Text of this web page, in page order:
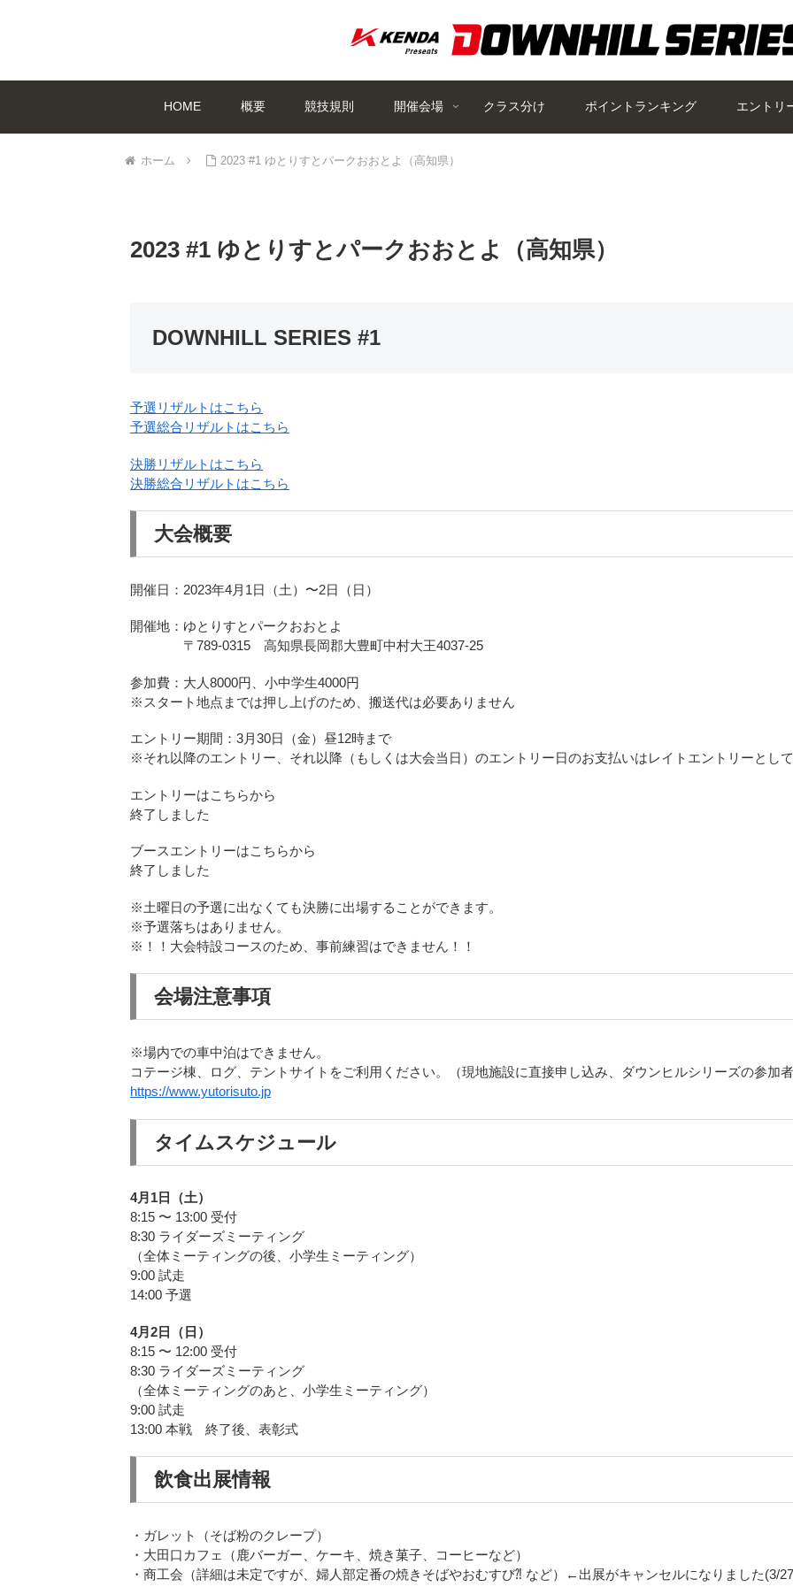
HOME 概要 競技規則 開催会場 クラス分け ポイントランキング エントリ
ホーム 2023 #1 ゆとりすとパークおおとよ（高知県）
2023 #1 ゆとりすとパークおおとよ（高知県）
DOWNHILL SERIES #1
予選リザルトはこちら
予選総合リザルトはこちら
決勝リザルトはこちら
決勝総合リザルトはこちら
大会概要
開催日：2023年4月1日（土）〜2日（日）
開催地：ゆとりすとパークおおとよ
〒789-0315 高知県長岡郡大豊町中村大王4037-25
参加費：大人8000円、小中学生4000円
※スタート地点までは押し上げのため、搬送代は必要ありません
エントリー期間：3月30日（金）昼12時まで
※それ以降のエントリー、それ以降（もしくは大会当日）のエントリー日のお支払いはレイトエントリーとして
エントリーはこちらから
終了しました
ブースエントリーはこちらから
終了しました
※土曜日の予選に出なくても決勝に出場することができます。
※予選落ちはありません。
※！！大会特設コースのため、事前練習はできません！！
会場注意事項
※場内での車中泊はできません。
コテージ棟、ログ、テントサイトをご利用ください。（現地施設に直接申し込み、ダウンヒルシリーズの参加
https://www.yutorisuto.jp
タイムスケジュール
4月1日（土）
8:15 〜 13:00 受付
8:30 ライダーズミーティング
（全体ミーティングの後、小学生ミーティング）
9:00 試走
14:00 予選
4月2日（日）
8:15 〜 12:00 受付
8:30 ライダーズミーティング
（全体ミーティングのあと、小学生ミーティング）
9:00 試走
13:00 本戦 終了後、表彰式
飲食出展情報
・ガレット（そば粉のクレープ）
・大田口カフェ（鹿バーガー、ケーキ、焼き菓子、コーヒーなど）
・商工会（詳細は未定ですが、婦人部定番の焼きそばやおむすび⁈ など）←出展がキャンセルになりました(3/